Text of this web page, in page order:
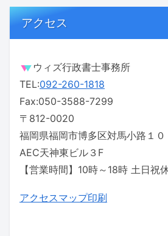
アクセス
ウィズ行政書士事務所
TEL:092-260-1818
Fax:050-3588-7299
〒812-0020
福岡県福岡市博多区対馬小路１０
AEC天神東ビル３F
【営業時間】10時～18時 土日祝
アクセスマップ印刷